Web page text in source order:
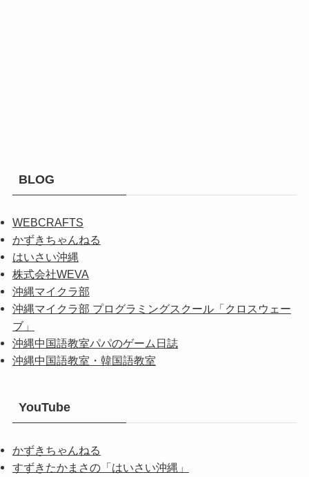
BLOG
WEBCRAFTS
かずきちゃんねる
はいさい沖縄
株式会社WEVA
沖縄マイクラ部
沖縄マイクラ部 プログラミングスクール「クロスウェー
ブ」
沖縄中国語教室パパのゲーム日誌
沖縄中国語教室・韓国語教室
YouTube
かずきちゃんねる
すずきたかまさの「はいさい沖縄」